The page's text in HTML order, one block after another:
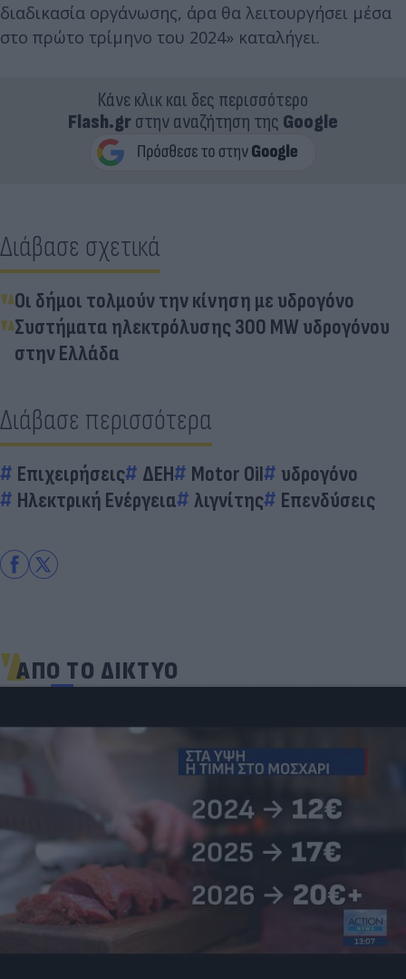
διαδικασία οργάνωσης, άρα θα λειτουργήσει μέσα
στο πρώτο τρίμηνο του 2024» καταλήγει.
Κάνε κλικ και δες περισσότερο
Flash.grστην αναζήτηση της Google
Διάβασε σχετικά
Οι δήμοι τολμούν την κίνηση με υδρογόνο
Συστήματα ηλεκτρόλυσης 300 MW υδρογόνου
στην Ελλάδα
Διάβασε περισσότερα
Επιχειρήσεις ΔΕΗ Motor Oil
υδρογόνο
Ηλεκτρική Ενέργεια
λιγνίτης Επενδύσεις
ΑΠΟ ΤΟ ΔΙΚΤΥΟ